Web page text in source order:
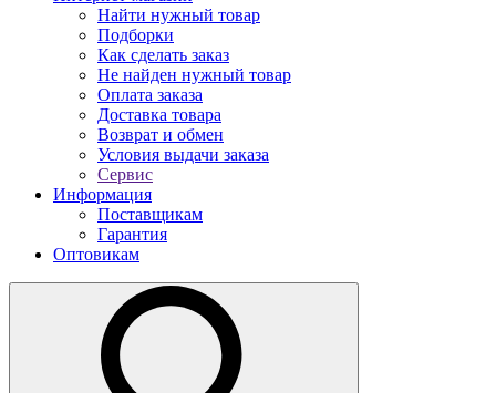
Найти нужный товар
Подборки
Как сделать заказ
Не найден нужный товар
Оплата заказа
Доставка товара
Возврат и обмен
Условия выдачи заказа
Сервис
Информация
Поставщикам
Гарантия
Оптовикам